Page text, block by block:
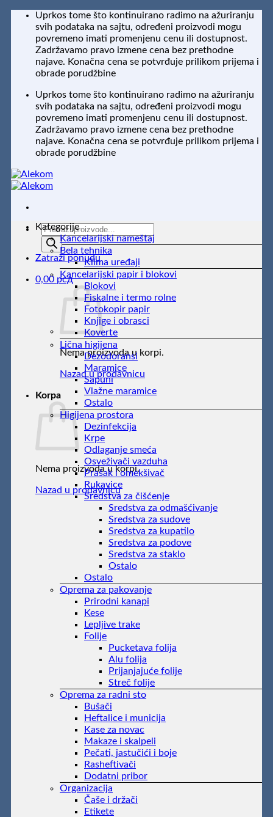
Preskoči
sadržaj
Uprkos tome što kontinuirano radimo na ažuriranju
svih podataka na sajtu, određeni proizvodi mogu
povremeno imati promenjenu cenu ili dostupnost.
Zadržavamo pravo izmene cena bez prethodne
najave. Konačna cena se potvrđuje prilikom prijema i
obrade porudžbine
Uprkos tome što kontinuirano radimo na ažuriranju
svih podataka na sajtu, određeni proizvodi mogu
povremeno imati promenjenu cenu ili dostupnost.
Zadržavamo pravo izmene cena bez prethodne
najave. Konačna cena se potvrđuje prilikom prijema i
obrade porudžbine
Products
search
Zatraži ponudu
0,00 рсд
Nema proizvoda u korpi.
Nazad u prodavnicu
Korpa
Nema proizvoda u korpi.
Nazad u prodavnicu
Kategorije
Kancelarijski nameštaj
Bela tehnika
Klima uređaji
Kancelarijski papir i blokovi
Blokovi
Fiskalne i termo rolne
Fotokopir papir
Knjige i obrasci
Koverte
Lična higijena
Dezodoransi
Maramice
Sapuni
Vlažne maramice
Ostalo
Higijena prostora
Dezinfekcija
Krpe
Odlaganje smeća
Osveživači vazduha
Prašak i omekšivač
Rukavice
Sredstva za čišćenje
Sredstva za odmašćivanje
Sredstva za sudove
Sredstva za kupatilo
Sredstva za podove
Sredstva za staklo
Ostalo
Ostalo
Oprema za pakovanje
Prirodni kanapi
Kese
Lepljive trake
Folije
Pucketava folija
Alu folija
Prijanjajuće folije
Streč folije
Oprema za radni sto
Bušači
Heftalice i municija
Kase za novac
Makaze i skalpeli
Pečati, jastučići i boje
Rasheftivači
Dodatni pribor
Organizacija
Čaše i držači
Etikete